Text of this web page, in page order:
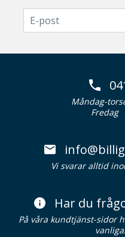
Måndag-
Fredag
Vi svarar alltid
Har du
På våra kundtjänst-sidor